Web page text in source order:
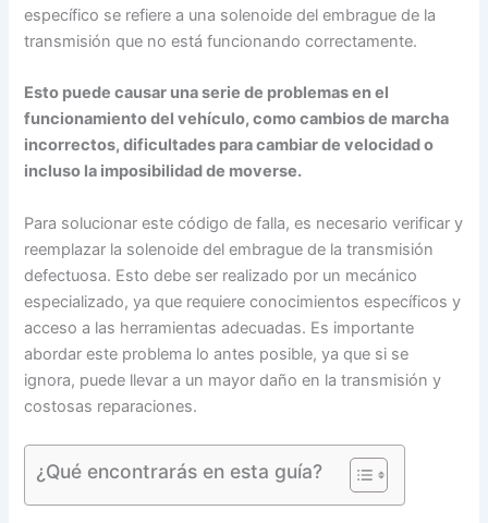
específico se refiere a una solenoide del embrague de la
transmisión que no está funcionando correctamente.
Esto puede causar una serie de problemas en el
funcionamiento del vehículo, como cambios de marcha
incorrectos, dificultades para cambiar de velocidad o
incluso la imposibilidad de moverse.
Para solucionar este código de falla, es necesario verificar y
reemplazar la solenoide del embrague de la transmisión
defectuosa. Esto debe ser realizado por un mecánico
especializado, ya que requiere conocimientos específicos y
acceso a las herramientas adecuadas. Es importante
abordar este problema lo antes posible, ya que si se
ignora, puede llevar a un mayor daño en la transmisión y
costosas reparaciones.
¿Qué encontrarás en esta guía?